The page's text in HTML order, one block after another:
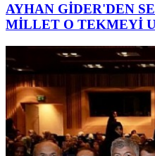
AYHAN GİDER'DEN
MİLLET O TEKMEYİ